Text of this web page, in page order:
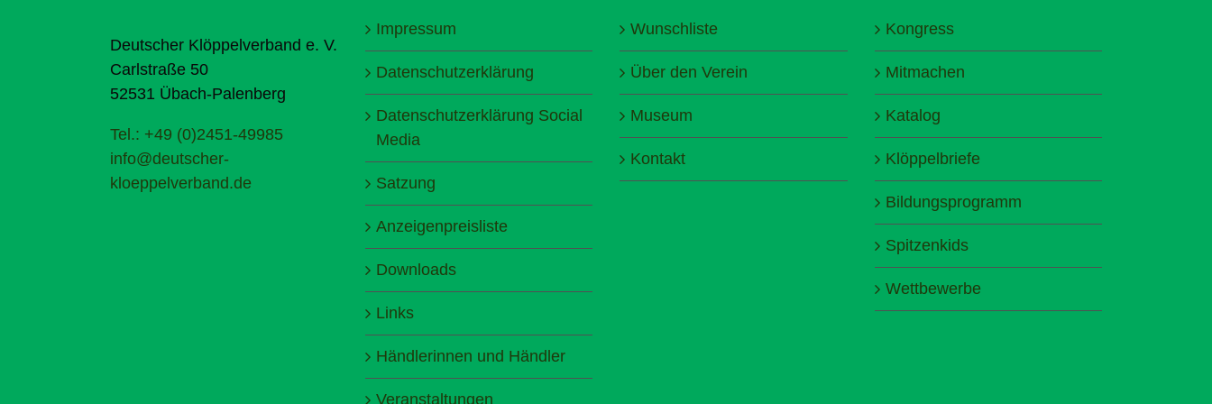
Deutscher Klöppelverband e. V.
Carlstraße 50
52531 Übach-Palenberg
Tel.: +49 (0)2451-49985
info@deutscher-
kloeppelverband.de
Impressum
Datenschutzerklärung
Datenschutzerklärung Social
Media
Satzung
Anzeigenpreisliste
Downloads
Links
Händlerinnen und Händler
Veranstaltungen
Wunschliste
Über den Verein
Museum
Kontakt
Kongress
Mitmachen
Katalog
Klöppelbriefe
Bildungsprogramm
Spitzenkids
Wettbewerbe